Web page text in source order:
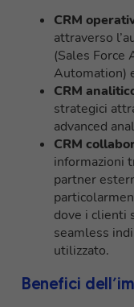
CRM
attraverso
(Sales Force
Automation)
CRM
strategici
advanced
CRM
informazioni
partner
dove i clienti
seamless
utilizzato.
Benefici